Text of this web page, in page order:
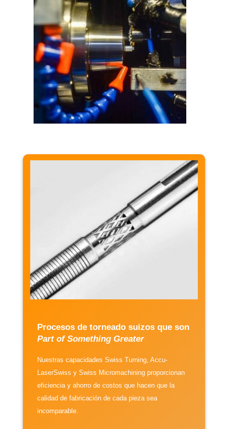
Procesos de torneado suizos que son
Part of Something Greater
Nuestras capacidades Swiss Turning, Accu-
LaserSwiss y Swiss Micromachining proporcionan
eficiencia y ahorro de costos que hacen que la
calidad de fabricación de cada pieza sea
incomparable.